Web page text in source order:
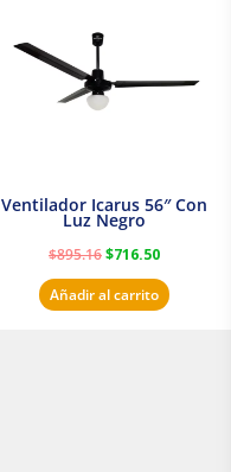
Ventilador Icarus 56″ Con
Luz Negro
$895.16$716.50
Añadir al carrito